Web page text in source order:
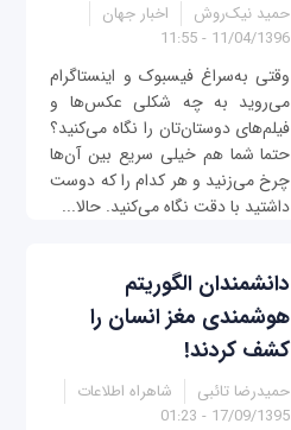
حمید نیک‌روش
اخبار جهان
11/04/1396 - 11:55
وقتی به‌سراغ فیسبوک و اینستاگرام
می‌روید به چه شکلی عکس‌ها و
فیلم‌های دوستان‌تان را نگاه می‌کنید؟
حتما شما هم خیلی سریع بین آن‌ها
چرخ می‌زنید و هر کدام را که دوست
داشتید با دقت نگاه می‌کنید. حالا...
دانشمندان الگوریتم
هوشمندی مغز انسان را
کشف کردند!
حمیدرضا تائبی
شاهراه اطلاعات
17/09/1395 - 01:23